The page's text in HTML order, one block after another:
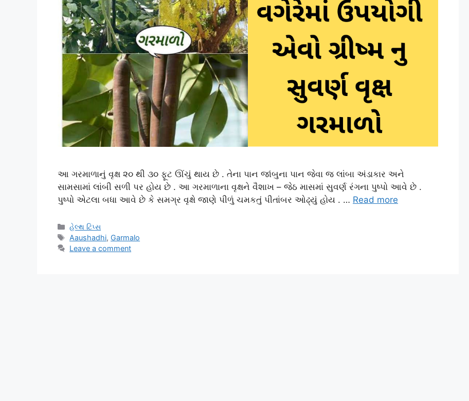
આ ગરમાળાનું વૃક્ષ ૨૦ થી ૩૦ ફૂટ ઊંચું થાય છે . તેના પાન જાંબુના પાન જેવા જ લાંબા અંડાકાર અને
સામસામાં લાંબી સળી પર હોય છે . આ ગરમાળાના વૃક્ષને વૈશાખ – જેઠ માસમાં સુવર્ણ રંગના પુષ્પો આવે છે .
પુષ્પો એટલા બધા આવે છે કે સમગ્ર વૃક્ષે જાણે પીળું ચમકતું પીતાંબર ઓઢ્યું હોય . … Read more
Categories
હેલ્થ ટિપ્સ
Tags
Aaushadhi, Garmalo
Leave a comment